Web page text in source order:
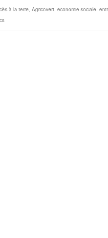
à la terre Agricovert, economie sociale